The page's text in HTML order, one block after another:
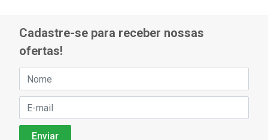
Cadastre-se para receber nossas
ofertas!